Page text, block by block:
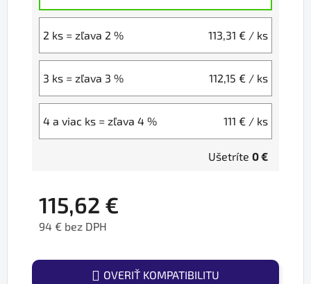
2 ks = zľava 2 % 113,31 € / ks
3 ks = zľava 3 % 112,15 € / ks
4 a viac ks = zľava 4 % 111 € / ks
Ušetríte 0 €
115,62 €
94 € bez DPH
OVERIŤ KOMPATIBILITU